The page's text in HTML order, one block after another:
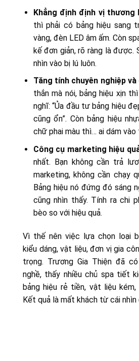
Khẳng định định vị thương
thì phải có bảng hiệu sang
vàng, đèn LED âm ấm. Còn
kế đơn giản, rõ ràng là được.
nhìn vào bị lú luôn.
Tăng tính chuyên nghiệp
thắn mà nói, bảng hiệu xịn
nghĩ: “Ủa đầu tư bảng hiệu
cũng ổn”. Còn bảng hiệu
chữ phai màu thì… ai dám vào
Công cụ marketing hiệu
nhất. Bạn không cần trả
marketing, không cần chạy
Bảng hiệu nó đứng đó sáng
cũng nhìn thấy. Tính ra chi
bèo so với hiệu quả.
Vì thế nên việc lựa chọn loại
kiểu dáng, vật liệu, đơn vị gia
trọng. Trương Gia Thiện đã
nghề, thấy nhiều chủ spa tiết
bảng hiệu rẻ tiền, vật liệu
Kết quả là mất khách từ cái nhìn